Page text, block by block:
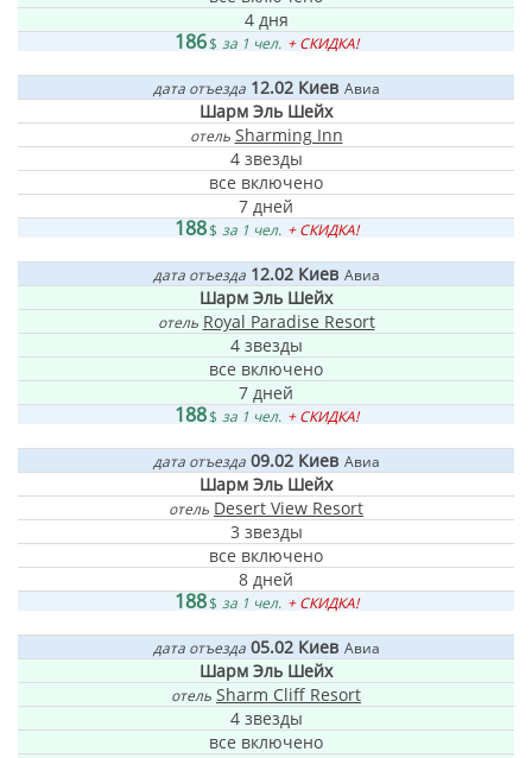
4 дня
186$ за 1 чел. + СКИДКА!
дата отъезда 12.02Киев Авиа
Шарм Эль Шейх
отель Sharming Inn
4 звезды
все включено
7 дней
188$ за 1 чел. + СКИДКА!
дата отъезда 12.02Киев Авиа
Шарм Эль Шейх
отель Royal Paradise Resort
4 звезды
все включено
7 дней
188$ за 1 чел. + СКИДКА!
дата отъезда 09.02Киев Авиа
Шарм Эль Шейх
отель Desert View Resort
3 звезды
все включено
8 дней
188$ за 1 чел. + СКИДКА!
дата отъезда 05.02Киев Авиа
Шарм Эль Шейх
отель Sharm Cliff Resort
4 звезды
все включено